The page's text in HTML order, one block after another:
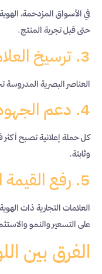
في الأسواق المزدحمة،
حتى قبل تجربة المنتج.
3. ترسيخ العلامة في الذاكرة
العناصر البصرية المدروسة
4. دعم الجهود التسويقية
كل حملة إعلانية تصبح
وثابتة.
5. رفع القيمة السوقية
العلامات التجارية ذات
على التسعير والنمو
الفرق بين